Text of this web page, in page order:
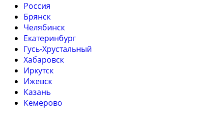
Россия
Брянск
Челябинск
Екатеринбург
Гусь-Хрустальный
Хабаровск
Иркутск
Ижевск
Казань
Кемерово